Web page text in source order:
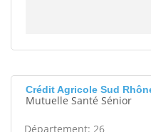
Crédit Agricole Sud
Mutuelle Santé Sénior
Département: 26